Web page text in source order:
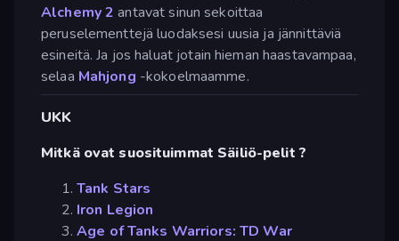
Alchemy 2 antavat sinun sekoittaa
peruselementtejä luodaksesi uusia ja jännittäviä
esineitä. Ja jos haluat jotain hieman haastavampaa,
selaa Mahjong -kokoelmaamme.
UKK
Mitkä ovat suosituimmat Säiliö-pelit ?
Tank Stars
Iron Legion
Age of Tanks Warriors: TD War